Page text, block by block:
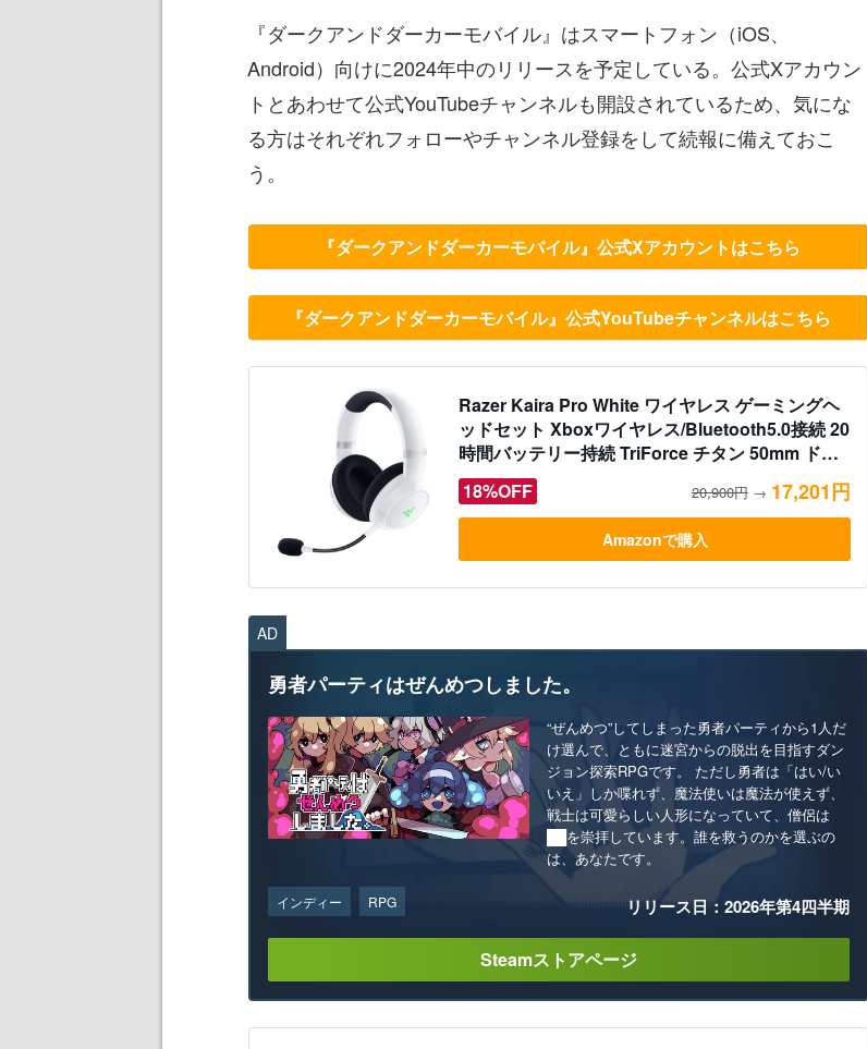
『ダークアンドダーカーモバイル』はスマートフォン（iOS、
Android）向けに2024年中のリリースを予定している。公式Xアカウン
トとあわせて公式YouTubeチャンネルも開設されているため、気にな
る方はそれぞれフォローやチャンネル登録をして続報に備えておこ
う。
『ダークアンドダーカーモバイル』公式Xアカウントはこちら
『ダークアンドダーカーモバイル』公式YouTubeチャンネルはこちら
Razer Kaira Pro White ワイヤレス ゲーミングヘ
ッドセット Xboxワイヤレス/Bluetooth5.0接続 20
時間バッテリー持続 TriForce チタン 50mm ドラ
イバー EQ/Xbox ペアリングボタン搭載 PC モバ
イル Xbox Series X | S XboxOne 【日本正規代理
店保証品】 RZ04-03470300-R3M1
18%OFF 20,900円 → 17,201円
Amazonで購入
AD
勇者パーティはぜんめつしました。
“ぜんめつ”してしまった勇者パーティから1人だ
け選んで、ともに迷宮からの脱出を目指すダン
ジョン探索RPGです。 ただし勇者は「はい/い
いえ」しか喋れず、魔法使いは魔法が使えず、
戦士は可愛らしい人形になっていて、僧侶は
██を崇拝しています。誰を救うのかを選ぶの
は、あなたです。
インディー RPG リリース日：2026年第4四半期
Steamストアページ